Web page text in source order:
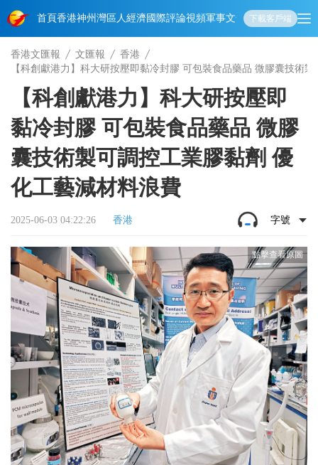
首頁香港神州 灣區人經濟國際評論視頻軍事文化 娛樂生活教育體
下載客戶端
香港文匯報 文匯報
香港
【科創獻港力】科大研按壓即黏冷封膠 可包裝食品藥品 微膠囊技術
【科創獻港力】科大研按壓即
黏冷封膠 可包裝食品藥品 微膠
囊技術製可調控工業膠黏劑 優
化工藝減材料浪費
2025-06-03 04:22:26 香港 字號